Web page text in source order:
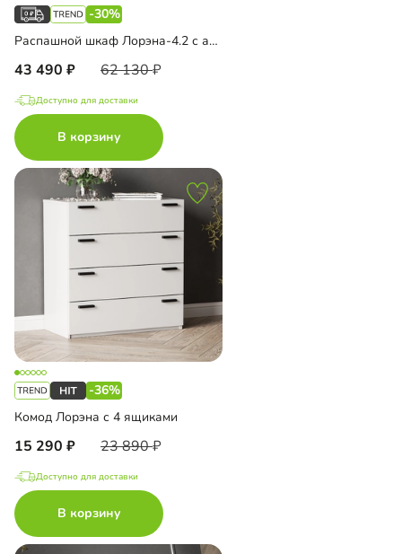
-30%
Распашной шкаф Лорэна-4.2 с антресолью
43 490 62 130
Доступно для доставки
В корзину
-36%
Комод Лорэна с 4 ящиками
15 290 23 890
Доступно для доставки
В корзину